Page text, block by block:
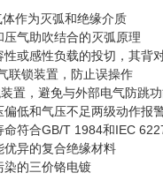
作为灭弧和绝缘介质
气助吹结合的灭弧原理
性或感性负载的投切，其背
联锁装置，防止误操作
置，避免与外部电气防跳
偏低和气压不足两级动作报
命符合GB/T 1984和IEC
优异的复合绝缘材料
染的三价铬电镀